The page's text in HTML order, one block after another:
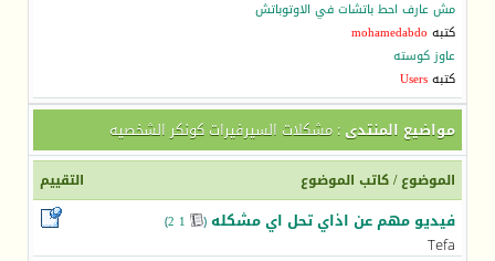
مش عارف احط باتشات في الاوتوباتش
كتبه mohamedabdo
عاوز كوسته
كتبهUsers
مواضيع المنتدى: مشكلات السيرفيرات كونكر الشخصيه
التقييم الموضوع/كاتب الموضوع
فيديو مهم عن اذاي تحل اي مشكله (
1
2
)
Tefa